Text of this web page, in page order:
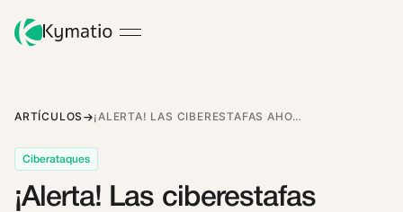
ARTÍCULOS ¡ALERTA! LAS CIBERESTAFAS AHORA UTILIZAN CÓDIGOS QR PARA ROBAR TUS CREDENCIALES DE USUARIO
Ciberataques
¡Alerta! Las ciberestafas